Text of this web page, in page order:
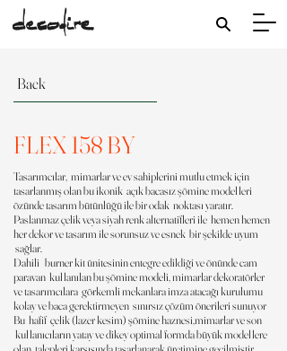
Back
FLEX 158 BY
Tasarımcılar, mimarlar ve ev sahiplerini mutlu etmek için
tasarlanmış olan bu ikonik açık bacasız şömine modelleri
özünde tasarım bütünlüğü ile bir odak noktası yaratır.
Paslanmaz çelik veya siyah renk alternatifleri ile hemen hemen
her dekor ve tasarım ile sorunsuz ve esnek bir şekilde uyum
sağlar.
Dahili burner kit ünitesinin entegre edildiği ve önünde cam
paravan kullanılan bu şömine modeli, mimarlar dekoratörler
ve tasarımcılara görkemli mekanlara imza atacağı kurulumu
kolay ve baca gerektirmeyen sınırsız çözüm önerileri sunuyor
Bu hafif çelik (lazer kesim) şömine haznesi,mimarlar ve son
kullanıcıların yatay ve dikey optimal formda büyük modellere